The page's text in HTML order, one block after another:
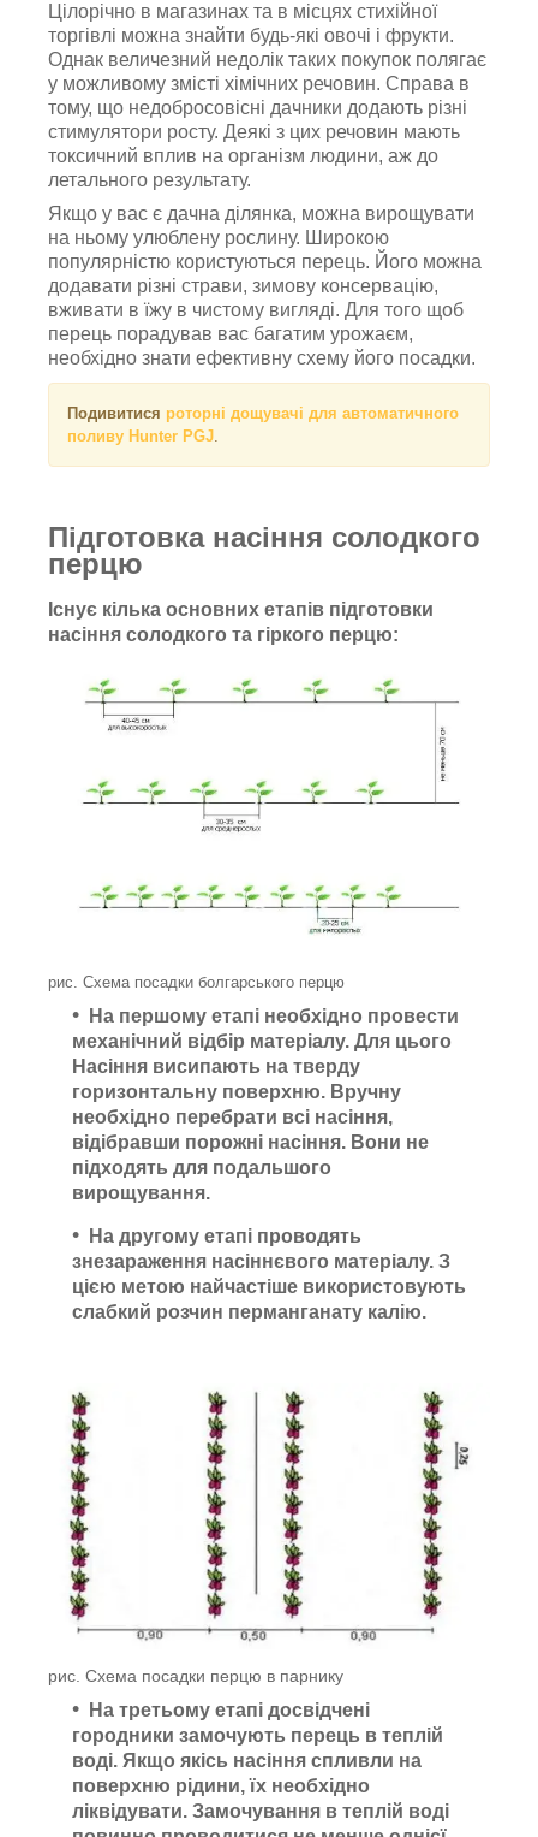
Цілорічно в магазинах та в місцях стихійної
торгівлі можна знайти будь-які овочі і фрукти.
Однак величезний недолік таких покупок полягає
у можливому змісті хімічних речовин. Справа в
тому, що недобросовісні дачники додають різні
стимулятори росту. Деякі з цих речовин мають
токсичний вплив на організм людини, аж до
летального результату.
Якщо у вас є дачна ділянка, можна вирощувати
на ньому улюблену рослину. Широкою
популярністю користуються перець. Його можна
додавати різні страви, зимову консервацію,
вживати в їжу в чистому вигляді. Для того щоб
перець порадував вас багатим урожаєм,
необхідно знати ефективну схему його посадки.
Подивитися роторні дощувачі для автоматичного
поливу Hunter PGJ.
Підготовка насіння солодкого
перцю
Існує кілька основних етапів підготовки
насіння солодкого та гіркого перцю:
рис. Схема посадки болгарського перцю
На першому етапі необхідно провести
механічний відбір матеріалу. Для цього
Насіння висипають на тверду
горизонтальну поверхню. Вручну
необхідно перебрати всі насіння,
відібравши порожні насіння. Вони не
підходять для подальшого
вирощування.
На другому етапі проводять
знезараження насіннєвого матеріалу. З
цією метою найчастіше використовують
слабкий розчин перманганату калію.
рис. Схема посадки перцю в парнику
На третьому етапі досвідчені
городники замочують перець в теплій
воді. Якщо якісь насіння спливли на
поверхню рідини, їх необхідно
ліквідувати. Замочування в теплій воді